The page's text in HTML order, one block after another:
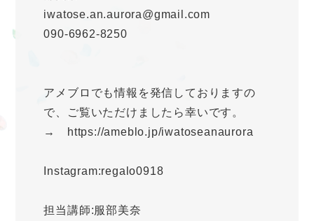
iwatose.an.aurora@gmail.com
090-6962-8250
アメブロでも情報を発信しておりますの
で、ご覧いただけましたら幸いです。
→ https://ameblo.jp/iwatoseanaurora
Instagram:regalo0918
担当講師:服部美奈